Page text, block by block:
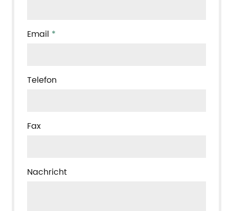
Email *
Telefon
Fax
Nachricht